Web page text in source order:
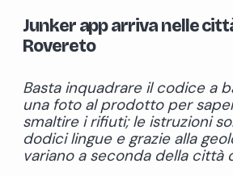
Junker app arriva nelle
Rovereto
Basta inquadrare il codice a
una foto al prodotto per
smaltire i rifiuti; le istruzioni
dodici lingue e grazie alla
variano a seconda della città